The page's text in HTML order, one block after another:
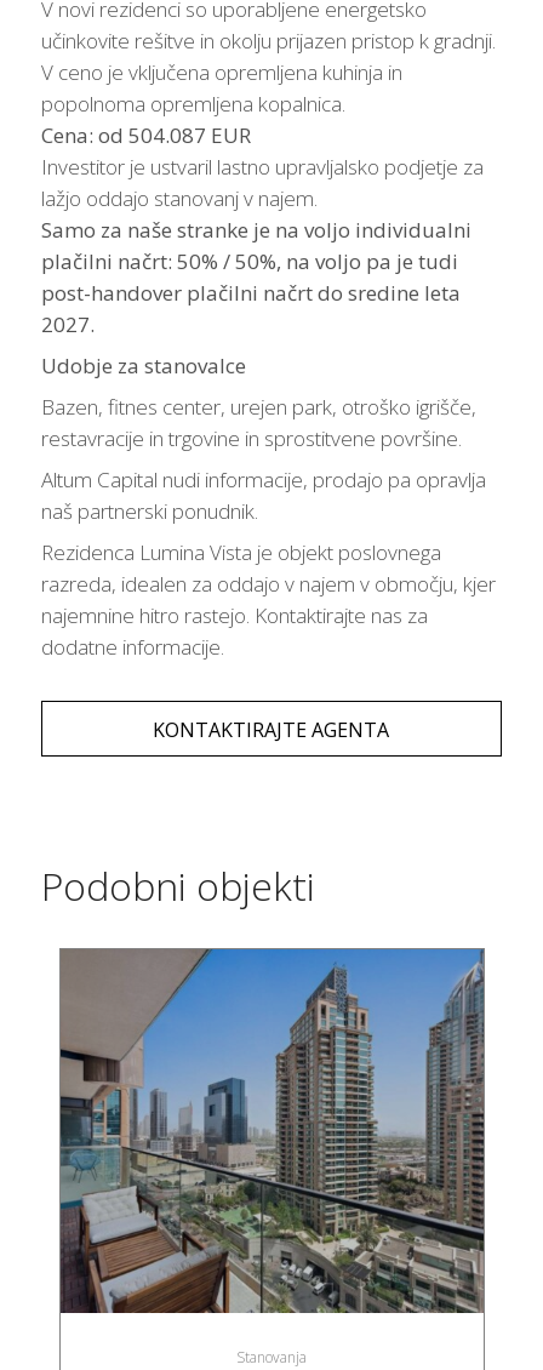
V novi rezidenci so uporabljene energetsko
učinkovite rešitve in okolju prijazen pristop k gradnji.
V ceno je vključena opremljena kuhinja in
popolnoma opremljena kopalnica.
Cena: od 504.087 EUR
Investitor je ustvaril lastno upravljalsko podjetje za
lažjo oddajo stanovanj v najem.
Samo za naše stranke je na voljo individualni
plačilni načrt: 50% / 50%, na voljo pa je tudi
post-handover plačilni načrt do sredine leta
2027.
Udobje za stanovalce
Bazen, fitnes center, urejen park, otroško igrišče,
restavracije in trgovine in sprostitvene površine.
Altum Capital nudi informacije, prodajo pa opravlja
naš partnerski ponudnik.
Rezidenca Lumina Vista je objekt poslovnega
razreda, idealen za oddajo v najem v območju, kjer
najemnine hitro rastejo. Kontaktirajte nas za
dodatne informacije.
KONTAKTIRAJTE AGENTA
Podobni objekti
Stanovanja